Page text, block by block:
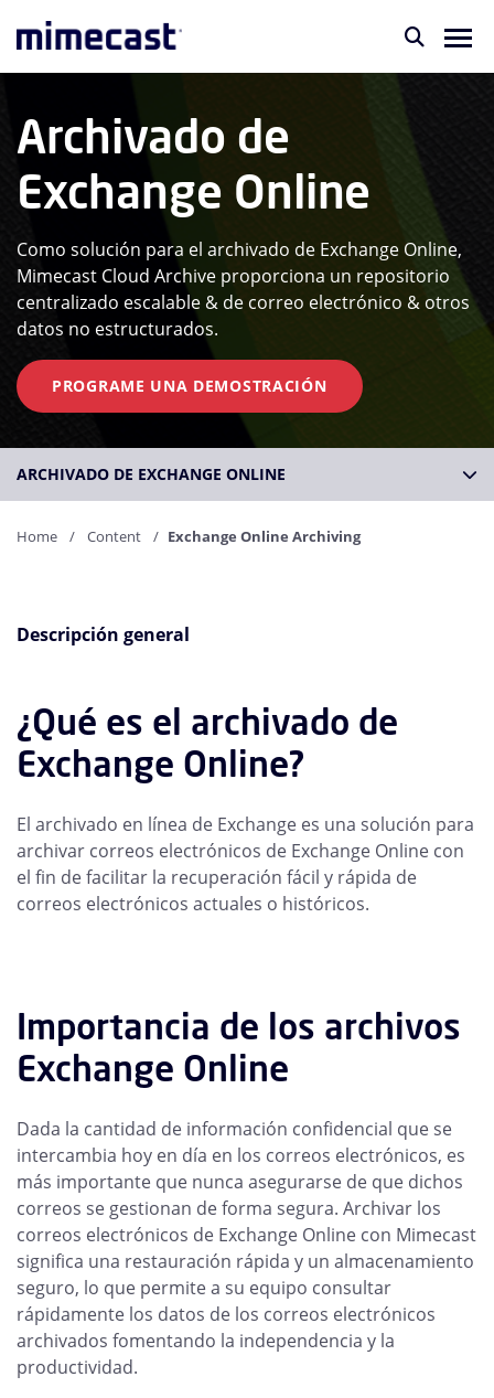
Archivado de
Exchange Online
Como solución para el archivado de Exchange Online,
Mimecast Cloud Archive proporciona un repositorio
centralizado escalable & de correo electrónico & otros
datos no estructurados.
PROGRAME UNA DEMOSTRACIÓN
ARCHIVADO DE EXCHANGE ONLINE
Home Content Exchange Online Archiving
Descripción general
¿Qué es el archivado de
Exchange Online?
El archivado en línea de Exchange es una solución para
archivar correos electrónicos de Exchange Online con
el fin de facilitar la recuperación fácil y rápida de
correos electrónicos actuales o históricos.
Importancia de los archivos
Exchange Online
Dada la cantidad de información confidencial que se
intercambia hoy en día en los correos electrónicos, es
más importante que nunca asegurarse de que dichos
correos se gestionan de forma segura. Archivar los
correos electrónicos de Exchange Online con Mimecast
significa una restauración rápida y un almacenamiento
seguro, lo que permite a su equipo consultar
rápidamente los datos de los correos electrónicos
archivados fomentando la independencia y la
productividad.